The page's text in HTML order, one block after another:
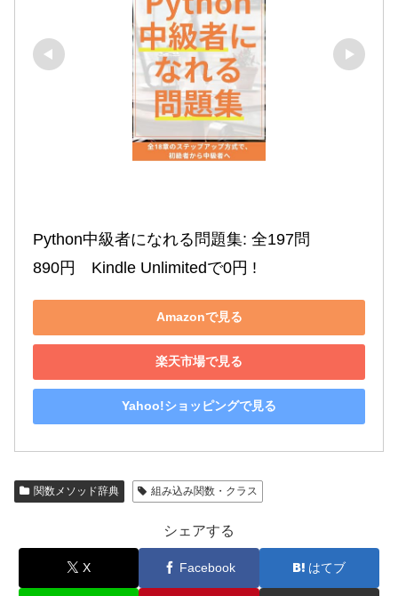
Python中級者になれる問題集: 全197問
890円　Kindle Unlimitedで0円 !
Amazonで見る
楽天市場で見る
Yahoo!ショッピングで見る
関数メソッド辞典 組み込み関数・クラス
シェアする
X Facebook はてブ